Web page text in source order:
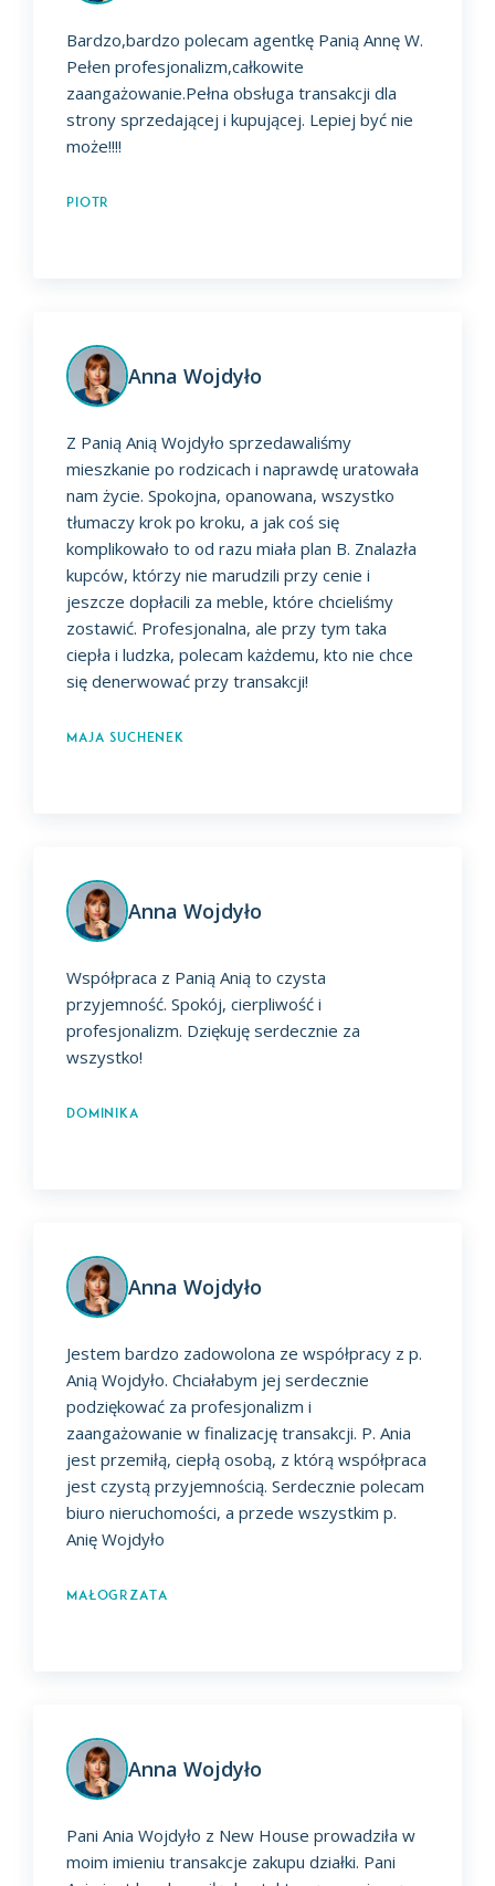
Bardzo,bardzo polecam agentkę Panią Annę W.
Pełen profesjonalizm,całkowite
zaangażowanie.Pełna obsługa transakcji dla
strony sprzedającej i kupującej. Lepiej być nie
może!!!!
Piotr
Anna Wojdyło
Z Panią Anią Wojdyło sprzedawaliśmy
mieszkanie po rodzicach i naprawdę uratowała
nam życie. Spokojna, opanowana, wszystko
tłumaczy krok po kroku, a jak coś się
komplikowało to od razu miała plan B. Znalazła
kupców, którzy nie marudzili przy cenie i
jeszcze dopłacili za meble, które chcieliśmy
zostawić. Profesjonalna, ale przy tym taka
ciepła i ludzka, polecam każdemu, kto nie chce
się denerwować przy transakcji!
Maja Suchenek
Anna Wojdyło
Współpraca z Panią Anią to czysta
przyjemność. Spokój, cierpliwość i
profesjonalizm. Dziękuję serdecznie za
wszystko!
Dominika
Anna Wojdyło
Jestem bardzo zadowolona ze współpracy z p.
Anią Wojdyło. Chciałabym jej serdecznie
podziękować za profesjonalizm i
zaangażowanie w finalizację transakcji. P. Ania
jest przemiłą, ciepłą osobą, z którą współpraca
jest czystą przyjemnością. Serdecznie polecam
biuro nieruchomości, a przede wszystkim p.
Anię Wojdyło
Małogrzata
Anna Wojdyło
Pani Ania Wojdyło z New House prowadziła w
moim imieniu transakcje zakupu działki. Pani